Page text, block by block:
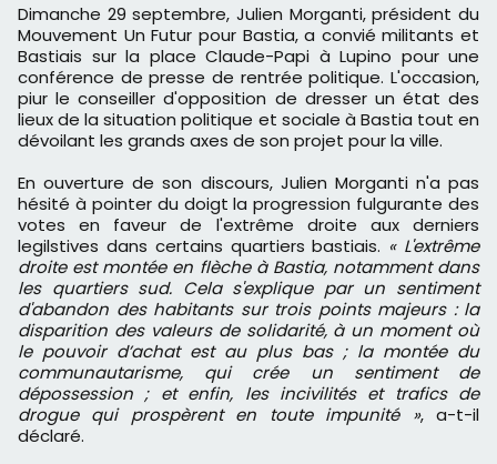
Dimanche 29 septembre, Julien Morganti, président du
Mouvement Un Futur pour Bastia, a convié militants et
Bastiais sur la place Claude-Papi à Lupino pour une
conférence de presse de rentrée politique. L'occasion,
piur le conseiller d'opposition de dresser un état des
lieux de la situation politique et sociale à Bastia tout en
dévoilant les grands axes de son projet pour la ville.
En ouverture de son discours, Julien Morganti n'a pas
hésité à pointer du doigt la progression fulgurante des
votes en faveur de l'extrême droite aux derniers
legilstives dans certains quartiers bastiais. « L'extrême
droite est montée en flèche à Bastia, notamment dans
les quartiers sud. Cela s'explique par un sentiment
d'abandon des habitants sur trois points majeurs : la
disparition des valeurs de solidarité, à un moment où
le pouvoir d’achat est au plus bas ; la montée du
communautarisme, qui crée un sentiment de
dépossession ; et enfin, les incivilités et trafics de
drogue qui prospèrent en toute impunité », a-t-il
déclaré.